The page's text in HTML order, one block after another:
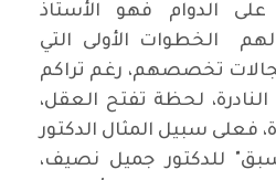
على الدوام فهو الأستاذ
الخطوات الأولى التي
تخصصهم، رغم تراكم
لحظة تفتح العقل،
فعلى سبيل المثال الدكتور
للدكتور جميل نصيف،